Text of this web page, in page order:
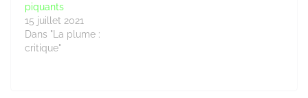
piquants
15 juillet 2021
Dans "La plume :
critique"